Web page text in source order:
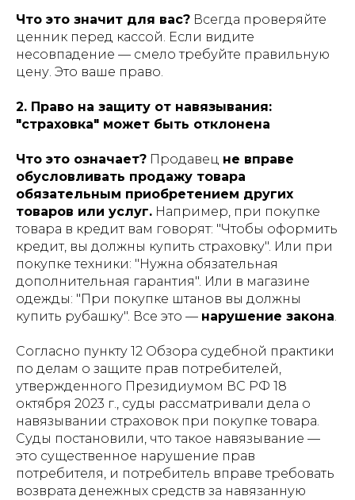
Что это значит для вас? Всегда проверяйте
ценник перед кассой. Если видите
несовпадение — смело требуйте правильную
цену. Это ваше право.
2. Право на защиту от навязывания:
"страховка" может быть отклонена
Что это означает? Продавец не вправе
обусловливать продажу товара
обязательным приобретением других
товаров или услуг. Например, при покупке
товара в кредит вам говорят: "Чтобы оформить
кредит, вы должны купить страховку". Или при
покупке техники: "Нужна обязательная
дополнительная гарантия". Или в магазине
одежды: "При покупке штанов вы должны
купить рубашку". Все это — нарушение закона.
Согласно пункту 12 Обзора судебной практики
по делам о защите прав потребителей,
утвержденного Президиумом ВС РФ 18
октября 2023 г., суды рассматривали дела о
навязывании страховок при покупке товара.
Суды постановили, что такое навязывание —
это существенное нарушение прав
потребителя, и потребитель вправе требовать
возврата денежных средств за навязанную